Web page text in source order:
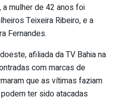
a mulher de 42 anos foi
Teixeira Ribeiro, e a
Fernandes.
afiliada da TV Bahia na
com marcas de
que as vítimas faziam
ter sido atacadas